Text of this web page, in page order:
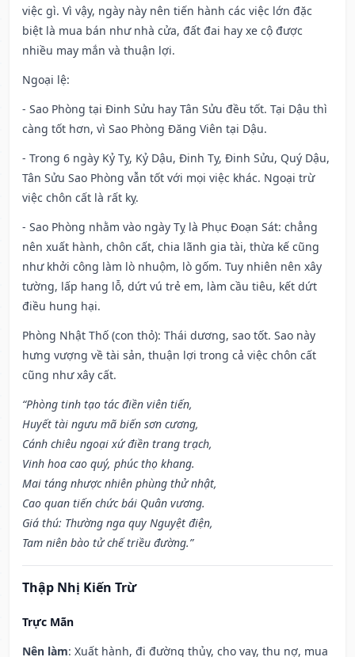
việc gì. Vì vậy, ngày này nên tiến hành các việc lớn đặc
biệt là mua bán như nhà cửa, đất đai hay xe cộ được
nhiều may mắn và thuận lợi.
Ngoại lệ:
- Sao Phòng tại Đinh Sửu hay Tân Sửu đều tốt. Tại Dậu thì
càng tốt hơn, vì Sao Phòng Đăng Viên tại Dậu.
- Trong 6 ngày Kỷ Tỵ, Kỷ Dậu, Đinh Tỵ, Đinh Sửu, Quý Dậu,
Tân Sửu Sao Phòng vẫn tốt với mọi việc khác. Ngoại trừ
việc chôn cất là rất kỵ.
- Sao Phòng nhằm vào ngày Tỵ là Phục Đoạn Sát: chẳng
nên xuất hành, chôn cất, chia lãnh gia tài, thừa kế cũng
như khởi công làm lò nhuộm, lò gốm. Tuy nhiên nên xây
tường, lấp hang lỗ, dứt vú trẻ em, làm cầu tiêu, kết dứt
điều hung hại.
Phòng Nhật Thố (con thỏ): Thái dương, sao tốt. Sao này
hưng vượng về tài sản, thuận lợi trong cả việc chôn cất
cũng như xây cất.
“Phòng tinh tạo tác điền viên tiến,
Huyết tài ngưu mã biến sơn cương,
Cánh chiêu ngoại xứ điền trang trạch,
Vinh hoa cao quý, phúc thọ khang.
Mai táng nhược nhiên phùng thử nhật,
Cao quan tiến chức bái Quân vương.
Giá thú: Thường nga quy Nguyệt điện,
Tam niên bào tử chế triều đường.”
Thập Nhị Kiến Trừ
Trực Mãn
Nên làm: Xuất hành, đi đường thủy, cho vay, thu nợ, mua